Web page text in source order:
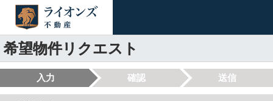
希望物件リクエスト
入力 確認 送信